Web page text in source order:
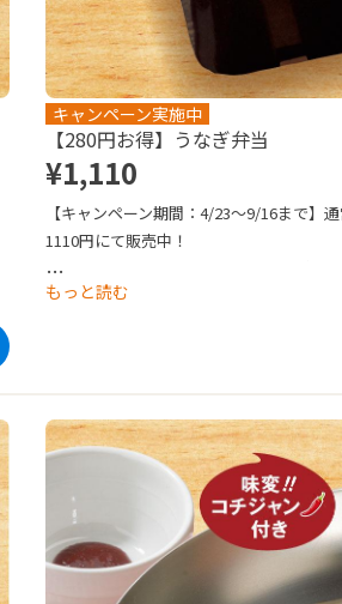
キャンペーン実施中
【280円お得】うなぎ弁当
¥1,110
【キャンペーン期間：4/23～9/16まで】
1110円にて販売中！
「ふっくらやわらか」な自慢のうなぎ。ほ
なぎと甘すぎずキレのある焼きダレが相
ございますのでご注意ください。※写真
…
もっと読む